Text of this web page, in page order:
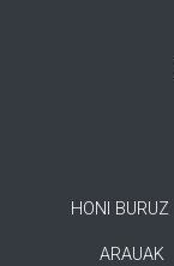
HONI BURUZ
ARAUAK